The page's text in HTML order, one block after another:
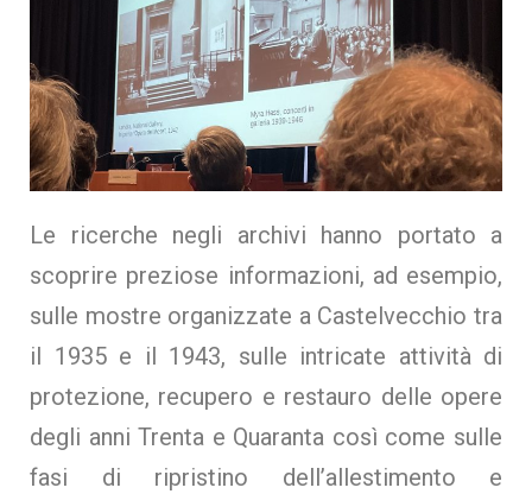
Le ricerche negli archivi hanno portato a
scoprire preziose informazioni, ad esempio,
sulle mostre organizzate a Castelvecchio tra
il 1935 e il 1943, sulle intricate attività di
protezione, recupero e restauro delle opere
degli anni Trenta e Quaranta così come sulle
fasi di ripristino dell’allestimento e